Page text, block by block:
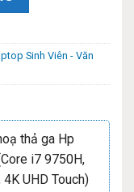
Sinh Viên - Văn
thả ga Hp
i7 9750H,
UHD Touch)